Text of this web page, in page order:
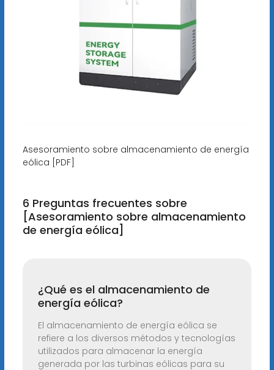
Asesoramiento sobre almacenamiento de energía
eólica [PDF]
6 Preguntas frecuentes sobre
[Asesoramiento sobre almacenamiento
de energía eólica]
¿Qué es el almacenamiento de
energía eólica?
El almacenamiento de energía eólica se
refiere a los diversos métodos y tecnologías
utilizados para almacenar la energía
generada por las turbinas eólicas para su